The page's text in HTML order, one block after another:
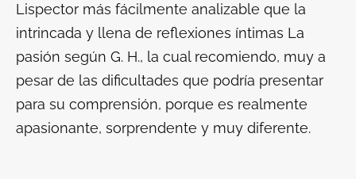
Lispector más fácilmente analizable que la
intrincada y llena de reflexiones íntimas La
pasión según G. H., la cual recomiendo, muy a
pesar de las dificultades que podría presentar
para su comprensión, porque es realmente
apasionante, sorprendente y muy diferente.